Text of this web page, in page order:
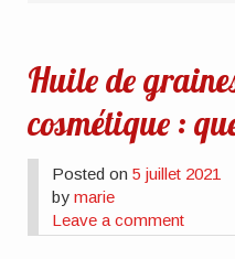
Huile de
cosmétique :
Posted on5 juillet 2021
bymarie
Leave a comment